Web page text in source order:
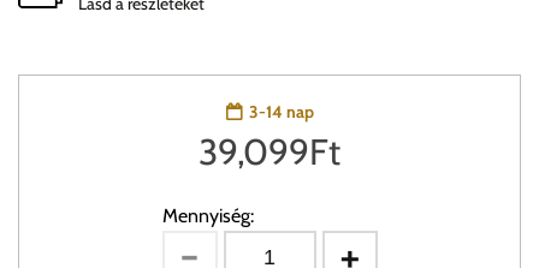
3-14 nap
39,099Ft
Mennyiség: